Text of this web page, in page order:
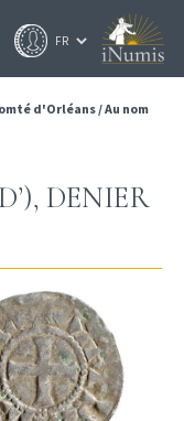
d'Orléans/Au nom
DENIER